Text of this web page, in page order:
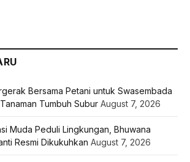
Bersama Petani untuk Swasembada
Tumbuh Subur August 7, 2026
Muda Peduli Lingkungan, Bhuwana
Resmi Dikukuhkan August 7, 2026